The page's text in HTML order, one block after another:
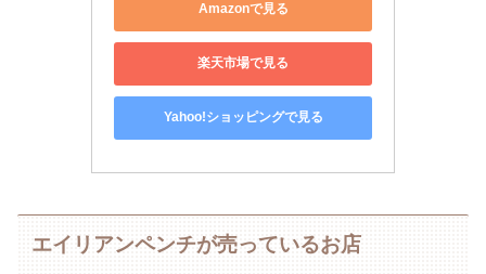
Amazonで見る
楽天市場で見る
Yahoo!ショッピングで見る
エイリアンペンチが売っているお店